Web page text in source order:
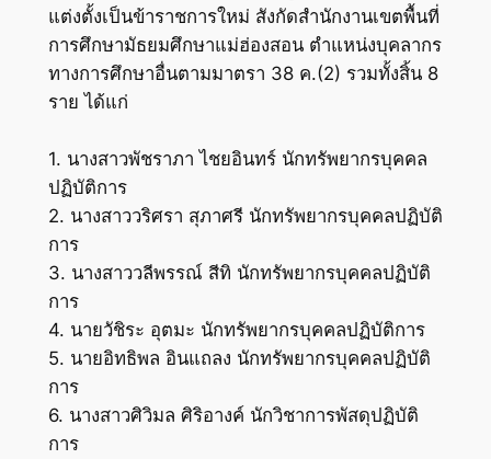
แต่งตั้งเป็นข้าราชการใหม่ สังกัดสำนักงานเขตพื้นที่
การศึกษามัธยมศึกษาแม่ฮ่องสอน ตำแหน่งบุคลากร
ทางการศึกษาอื่นตามมาตรา 38 ค.(2) รวมทั้งสิ้น 8
ราย ได้แก่
1. นางสาวพัชราภา ไชยอินทร์ นักทรัพยากรบุคคล
ปฏิบัติการ
2. นางสาววริศรา สุภาศรี นักทรัพยากรบุคคลปฏิบัติ
การ
3. นางสาววลีพรรณ์ สีทิ นักทรัพยากรบุคคลปฏิบัติ
การ
4. นายวัชิระ อุตมะ นักทรัพยากรบุคคลปฏิบัติการ
5. นายอิทธิพล อินแถลง นักทรัพยากรบุคคลปฏิบัติ
การ
6. นางสาวศิวิมล ศิริอางค์ นักวิชาการพัสดุปฏิบัติ
การ